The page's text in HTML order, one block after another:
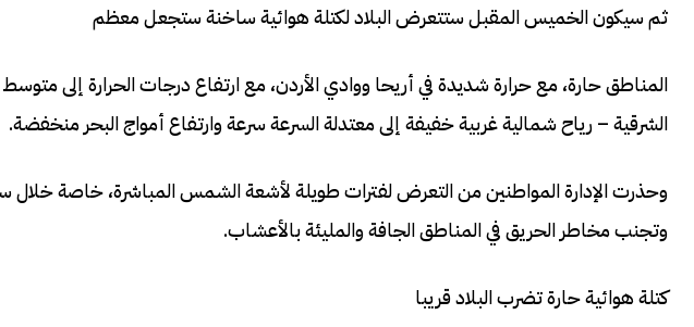
ثم سيكون الخميس المقبل ستتعرض البلاد لكتلة هوائية ساخنة ستجعل معظم
الشرقية – رياح شمالية غربية خفيفة إلى معتدلة السرعة سرعة وارتفاع أمواج البحر منخفضة.
وتجنب مخاطر الحريق في المناطق الجافة والمليئة بالأعشاب.
كتلة هوائية حارة تضرب البلاد قريبا